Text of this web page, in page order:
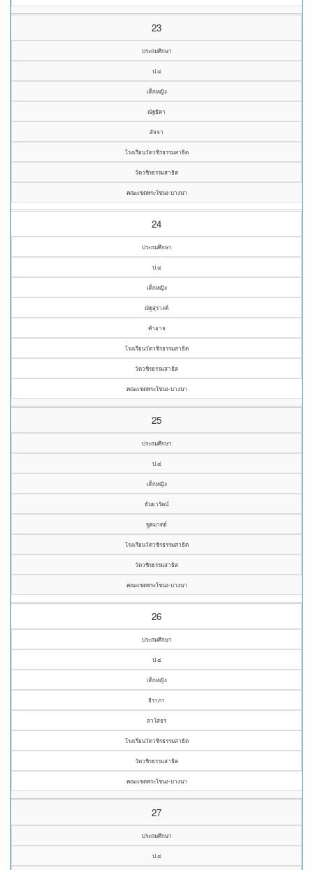
23
ประถมศึกษา
ป.๔
เด็กหญิง
ณัฐธิดา
สัจจา
โรงเรียนวัดวชิรธรรมสาธิต
วัดวชิรธรรมสาธิต
คณะเขตพระโขนง-บางนา
24
ประถมศึกษา
ป.๔
เด็กหญิง
ณัฐสุรางค์
คำอาจ
โรงเรียนวัดวชิรธรรมสาธิต
วัดวชิรธรรมสาธิต
คณะเขตพระโขนง-บางนา
25
ประถมศึกษา
ป.๔
เด็กหญิง
ธันยารัตน์
พูลมาตย์
โรงเรียนวัดวชิรธรรมสาธิต
วัดวชิรธรรมสาธิต
คณะเขตพระโขนง-บางนา
26
ประถมศึกษา
ป.๔
เด็กหญิง
จิราภา
สาโสธร
โรงเรียนวัดวชิรธรรมสาธิต
วัดวชิรธรรมสาธิต
คณะเขตพระโขนง-บางนา
27
ประถมศึกษา
ป.๔